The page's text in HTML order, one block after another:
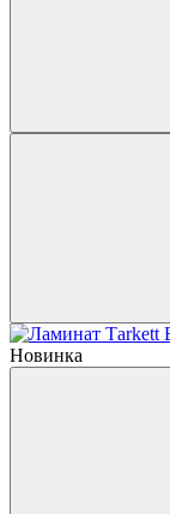
Новинка